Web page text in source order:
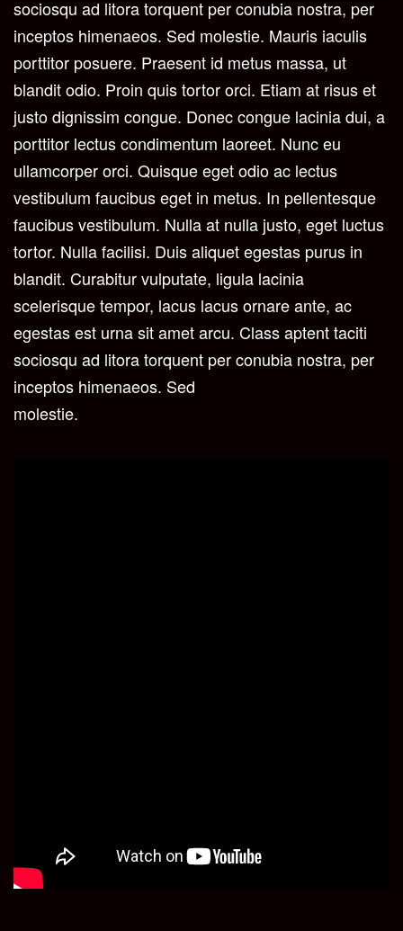
sociosqu ad litora torquent per conubia nostra, per
inceptos himenaeos. Sed molestie. Mauris iaculis
porttitor posuere. Praesent id metus massa, ut
blandit odio. Proin quis tortor orci. Etiam at risus et
justo dignissim congue. Donec congue lacinia dui, a
porttitor lectus condimentum laoreet. Nunc eu
ullamcorper orci. Quisque eget odio ac lectus
vestibulum faucibus eget in metus. In pellentesque
faucibus vestibulum. Nulla at nulla justo, eget luctus
tortor. Nulla facilisi. Duis aliquet egestas purus in
blandit. Curabitur vulputate, ligula lacinia
scelerisque tempor, lacus lacus ornare ante, ac
egestas est urna sit amet arcu. Class aptent taciti
sociosqu ad litora torquent per conubia nostra, per
inceptos himenaeos. Sed
molestie.